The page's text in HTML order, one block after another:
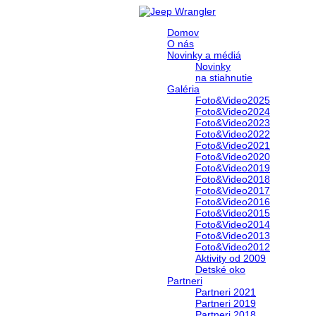
Domov
O nás
Novinky a médiá
Novinky
na stiahnutie
Galéria
Foto&Video2025
Foto&Video2024
Foto&Video2023
Foto&Video2022
Foto&Video2021
Foto&Video2020
Foto&Video2019
Foto&Video2018
Foto&Video2017
Foto&Video2016
Foto&Video2015
Foto&Video2014
Foto&Video2013
Foto&Video2012
Aktivity od 2009
Detské oko
Partneri
Partneri 2021
Partneri 2019